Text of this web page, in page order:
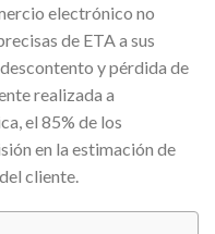
electrónico no
de ETA a sus
y pérdida de
realizada a
el 85% de los
en la estimación de
cliente.